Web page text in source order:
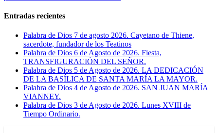
Entradas recientes
Palabra de Dios 7 de agosto 2026. Cayetano de Thiene,
sacerdote, fundador de los Teatinos
Palabra de Dios 6 de Agosto de 2026. Fiesta,
TRANSFIGURACIÓN DEL SEÑOR.
Palabra de Dios 5 de Agosto de 2026. LA DEDICACIÓN
DE LA BASÍLICA DE SANTA MARÍA LA MAYOR.
Palabra de Dios 4 de Agosto de 2026. SAN JUAN MARÍA
VIANNEY.
Palabra de Dios 3 de Agosto de 2026. Lunes XVIII de
Tiempo Ordinario.